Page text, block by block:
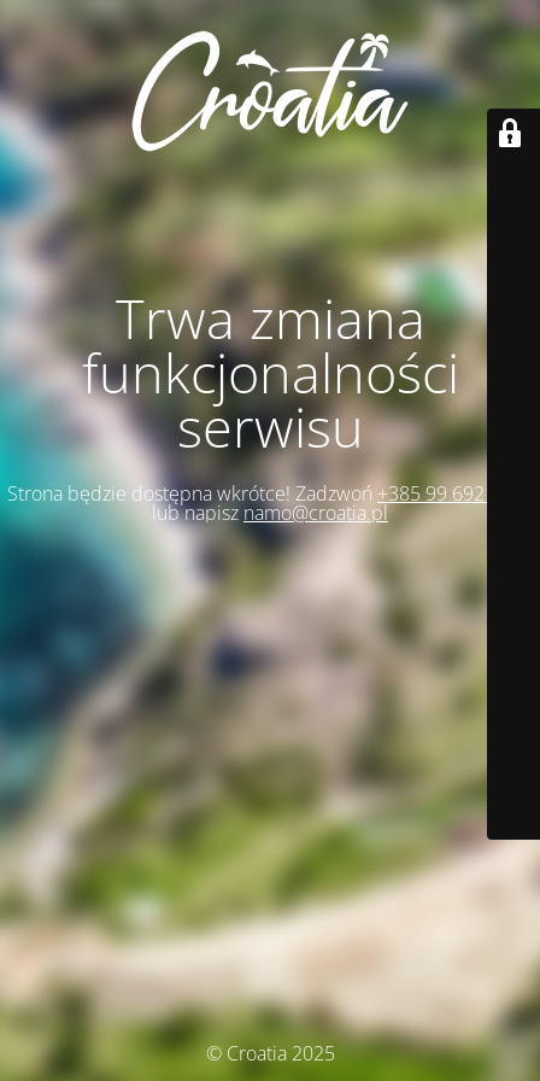
Trwa zmiana
funkcjonalności
serwisu
Strona będzie dostępna wkrótce! Zadzwoń +385 99 692 1271
lub napisz namo@croatia.pl
© Croatia 2025